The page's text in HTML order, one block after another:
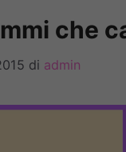
che
di admin